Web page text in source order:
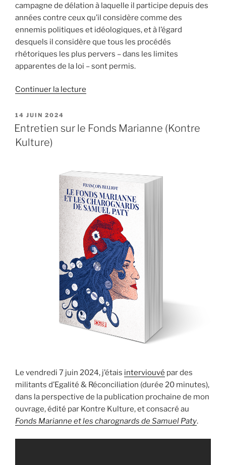
campagne de délation à laquelle il participe depuis des
années contre ceux qu’il considère comme des
ennemis politiques et idéologiques, et à l’égard
desquels il considère que tous les procédés
rhétoriques les plus pervers – dans les limites
apparentes de la loi – sont permis.
Continuer la lecture
personnalité »
une
fraude »
PUBLIÉ
LE
14 JUIN 2024
Entretien sur le Fonds Marianne (Kontre
Kulture)
Le vendredi 7 juin 2024, j’étais interviouvé par des
militants d’Egalité & Réconciliation (durée 20 minutes),
dans la perspective de la publication prochaine de mon
ouvrage, édité par Kontre Kulture, et consacré au
Fonds Marianne et les charognards de Samuel Paty.